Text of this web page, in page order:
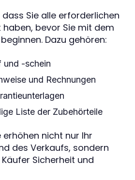
dass Sie alle erforderlichen
bevor Sie mit dem
Dazu gehören:
und -schein
und Rechnungen
Liste der Zubehörteile
erhöhen nicht nur Ihr
des Verkaufs, sondern
Sicherheit und